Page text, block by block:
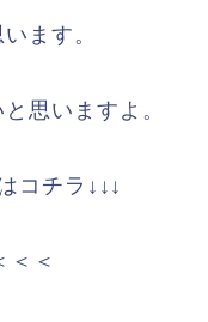
ます。
思いますよ。
コチラ↓↓↓
＜＜